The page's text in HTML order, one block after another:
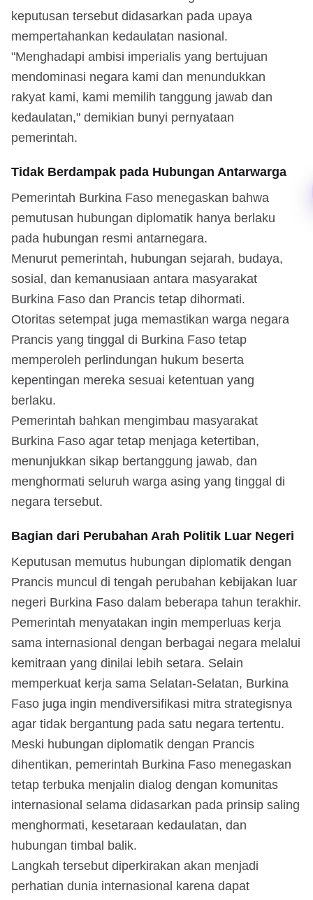
keputusan tersebut didasarkan pada upaya
mempertahankan kedaulatan nasional.
"Menghadapi ambisi imperialis yang bertujuan
mendominasi negara kami dan menundukkan
rakyat kami, kami memilih tanggung jawab dan
kedaulatan," demikian bunyi pernyataan
pemerintah.
Tidak Berdampak pada Hubungan Antarwarga
Pemerintah Burkina Faso menegaskan bahwa
pemutusan hubungan diplomatik hanya berlaku
pada hubungan resmi antarnegara.
Menurut pemerintah, hubungan sejarah, budaya,
sosial, dan kemanusiaan antara masyarakat
Burkina Faso dan Prancis tetap dihormati.
Otoritas setempat juga memastikan warga negara
Prancis yang tinggal di Burkina Faso tetap
memperoleh perlindungan hukum beserta
kepentingan mereka sesuai ketentuan yang
berlaku.
Pemerintah bahkan mengimbau masyarakat
Burkina Faso agar tetap menjaga ketertiban,
menunjukkan sikap bertanggung jawab, dan
menghormati seluruh warga asing yang tinggal di
negara tersebut.
Bagian dari Perubahan Arah Politik Luar Negeri
Keputusan memutus hubungan diplomatik dengan
Prancis muncul di tengah perubahan kebijakan luar
negeri Burkina Faso dalam beberapa tahun terakhir.
Pemerintah menyatakan ingin memperluas kerja
sama internasional dengan berbagai negara melalui
kemitraan yang dinilai lebih setara. Selain
memperkuat kerja sama Selatan-Selatan, Burkina
Faso juga ingin mendiversifikasi mitra strategisnya
agar tidak bergantung pada satu negara tertentu.
Meski hubungan diplomatik dengan Prancis
dihentikan, pemerintah Burkina Faso menegaskan
tetap terbuka menjalin dialog dengan komunitas
internasional selama didasarkan pada prinsip saling
menghormati, kesetaraan kedaulatan, dan
hubungan timbal balik.
Langkah tersebut diperkirakan akan menjadi
perhatian dunia internasional karena dapat